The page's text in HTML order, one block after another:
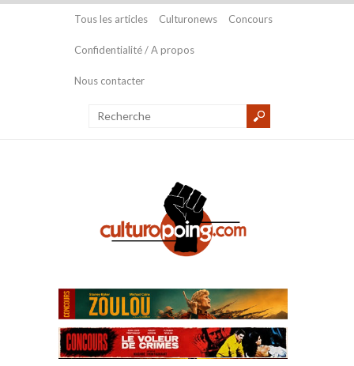
Tous les articles Culturonews Concours
Confidentialité / A propos
Nous contacter